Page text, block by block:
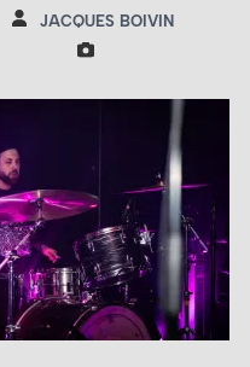
JACQUES BOIVIN